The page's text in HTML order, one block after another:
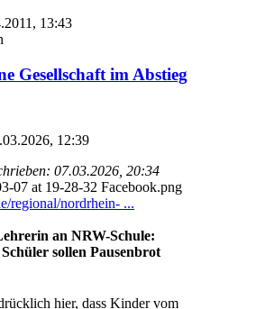
13:43
Gesellschaft im Abstieg
12:39
07.03.2026, 20:34
07 at 19-28-32 Facebook.png
regional/nordrhein- ...
an NRW-Schule:
sollen Pausenbrot
hier, dass Kinder vom